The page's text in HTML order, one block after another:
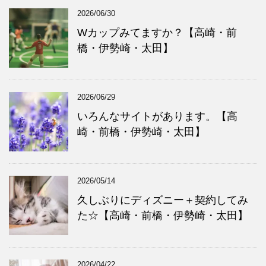
2026/06/30
Wカップみてますか？【高崎・前
橋・伊勢崎・太田】
2026/06/29
いろんなサイトがあります。【高
崎・前橋・伊勢崎・太田】
2026/05/14
久しぶりにディズニー＋契約してみ
た☆【高崎・前橋・伊勢崎・太田】